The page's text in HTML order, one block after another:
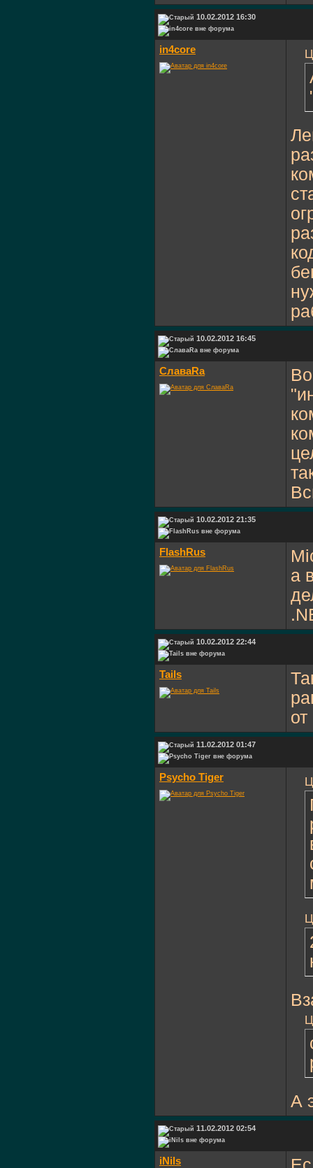
10.02.2012 16:30
in4core
10.02.2012 16:45
СлаваRa
10.02.2012 21:35
FlashRus
а
10.02.2012 22:44
Tails
11.02.2012 01:47
Psycho Tiger
А
11.02.2012 02:54
iNils